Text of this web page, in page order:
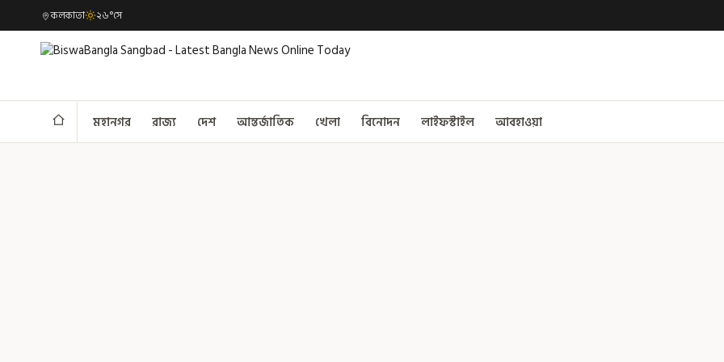
কলকাতা ২৬°সে
মহানগর রাজ্য দেশ আন্তর্জাতিক খেলা বিনোদন লাইফস্টাইল আবহাওয়া